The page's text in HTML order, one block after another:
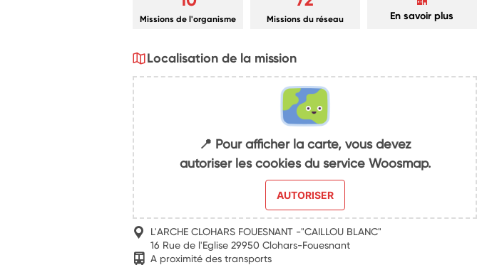
Missions de l'organisme Missions du réseau En savoir plus
Localisation de la mission
📍 Pour afficher la carte, vous devez
autoriser les cookies du service Woosmap.
AUTORISER
L'ARCHE CLOHARS FOUESNANT -"CAILLOU BLANC"
16 Rue de l'Eglise 29950 Clohars-Fouesnant
A proximité des transports